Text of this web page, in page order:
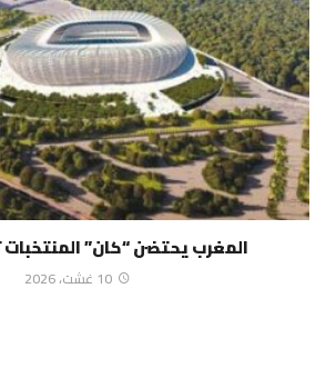
المغرب يحتضن “كان” المنتخبات تحت
10 غشت، 2026